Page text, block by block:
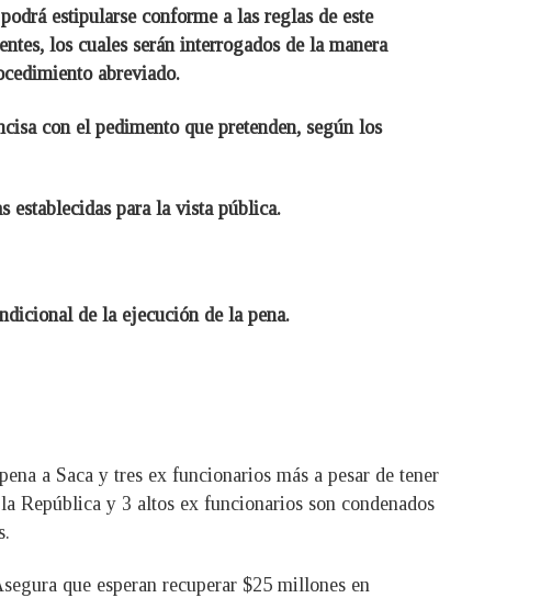
estipularse conforme a las reglas de este
los cuales serán interrogados de la manera
abreviado.
con el pedimento que pretenden, según los
establecidas para la vista pública.
de la ejecución de la pena.
a Saca y tres ex funcionarios más a pesar de tener
República y 3 altos ex funcionarios son condenados
que esperan recuperar $25 millones en